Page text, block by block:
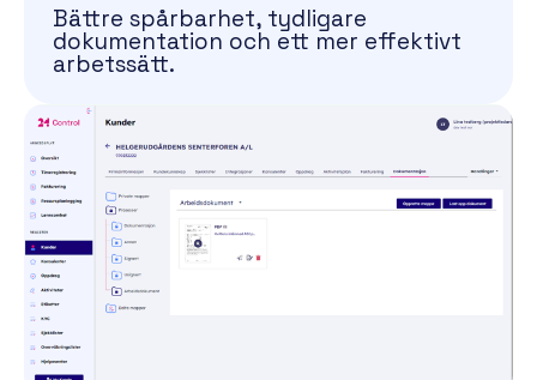
Bättre spårbarhet, tydligare
dokumentation och ett mer effektivt
arbetssätt.